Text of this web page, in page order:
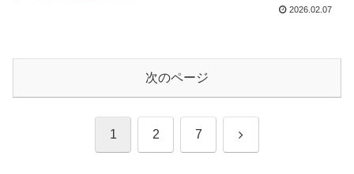
2026.02.07
次のページ
1 2 7 次